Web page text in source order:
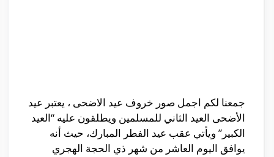
جمعنا لكم اجمل صور خروف عيد الاضحى ، يعتبر عيد
الأضحى العيد الثاني للمسلمين ويطلقون عليه “العيد
الكبير” ويأتي عقب عيد الفطر المبارك، حيث أنه
يوافق اليوم العاشر من شهر ذي الحجة الهجري